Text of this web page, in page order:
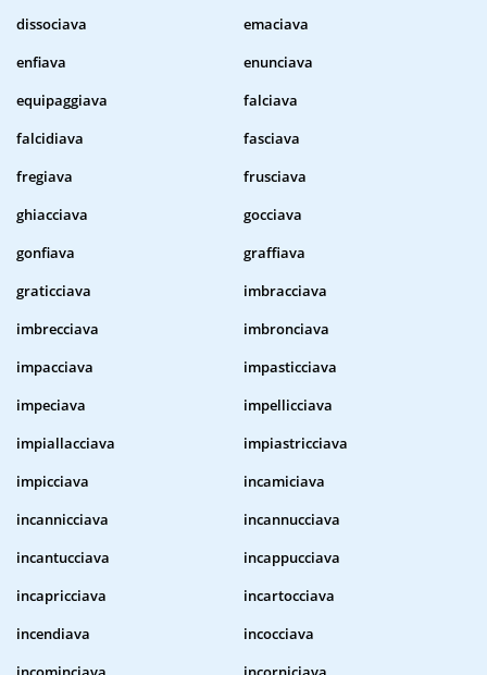
dissociava
emaciava
enfiava
enunciava
equipaggiava
falciava
falcidiava
fasciava
fregiava
frusciava
ghiacciava
gocciava
gonfiava
graffiava
graticciava
imbracciava
imbrecciava
imbronciava
impacciava
impasticciava
impeciava
impellicciava
impiallacciava
impiastricciava
impicciava
incamiciava
incannicciava
incannucciava
incantucciava
incappucciava
incapricciava
incartocciava
incendiava
incocciava